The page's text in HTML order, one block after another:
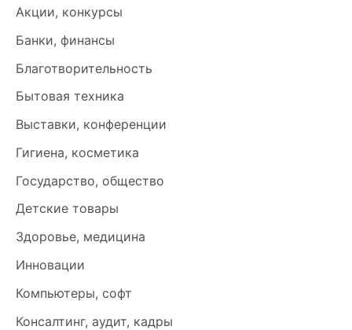
Акции, конкурсы
Банки, финансы
Благотворительность
Бытовая техника
Выставки, конференции
Гигиена, косметика
Государство, общество
Детские товары
Здоровье, медицина
Инновации
Компьютеры, софт
Консалтинг, аудит, кадры